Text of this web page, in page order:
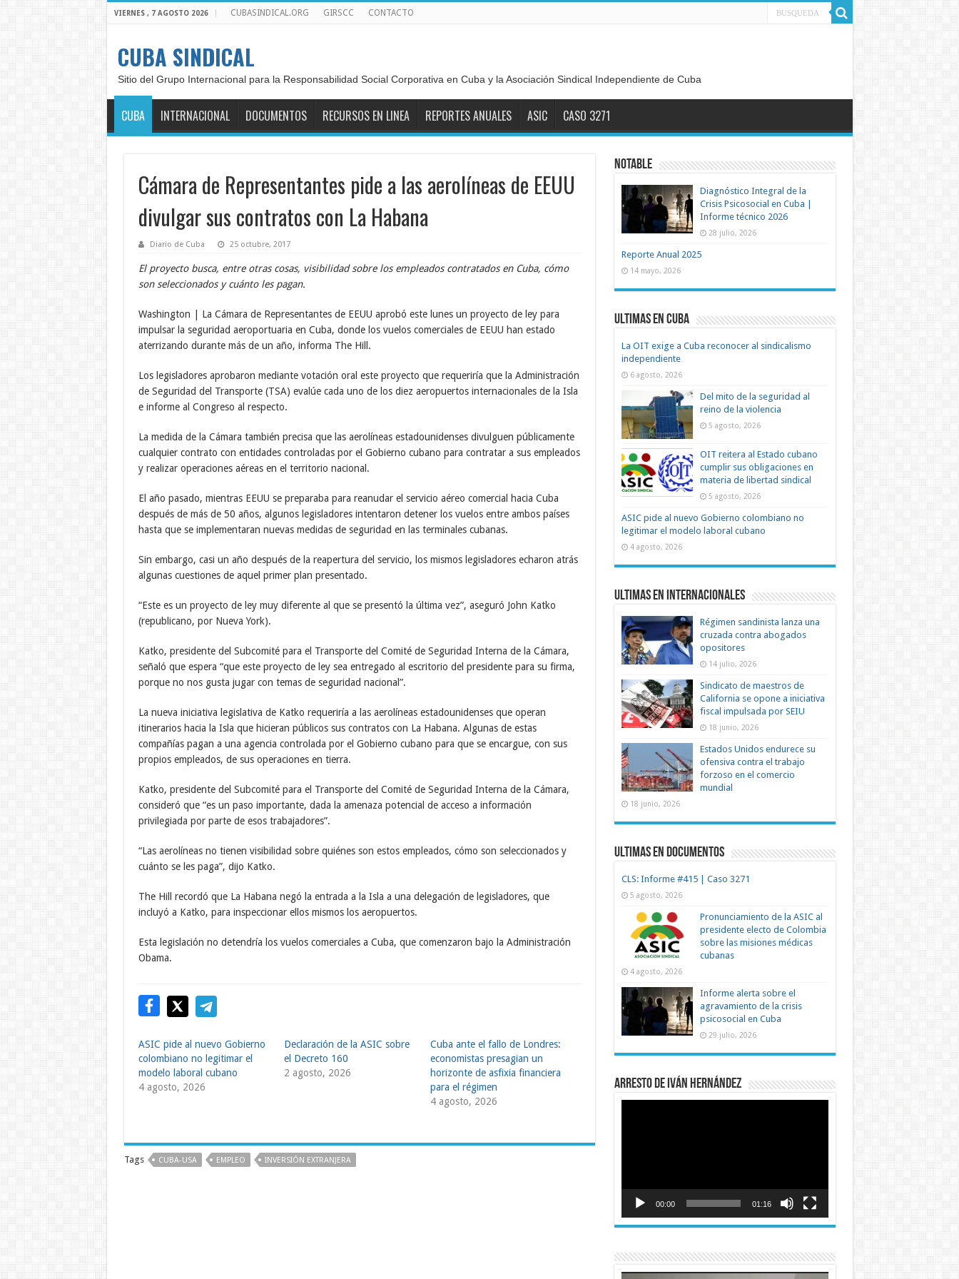
VIERNES , 7 AGOSTO 2026 CUBASINDICAL.ORG GIRSCC CONTACTO
CUBA SINDICAL
Sitio del Grupo Internacional para la Responsabilidad Social Corporativa en Cuba y la Asociación Sindical Independiente de Cuba
CUBA INTERNACIONAL DOCUMENTOS RECURSOS EN LINEA REPORTES ANUALES ASIC CASO 3271
Cámara de Representantes pide a las aerolíneas de EEUU
divulgar sus contratos con La Habana
Diario de Cuba 25 octubre, 2017
El proyecto busca, entre otras cosas, visibilidad sobre los empleados contratados en Cuba, cómo
son seleccionados y cuánto les pagan.
Washington | La Cámara de Representantes de EEUU aprobó este lunes un proyecto de ley para
impulsar la seguridad aeroportuaria en Cuba, donde los vuelos comerciales de EEUU han estado
aterrizando durante más de un año, informa The Hill.
Los legisladores aprobaron mediante votación oral este proyecto que requeriría que la Administración
de Seguridad del Transporte (TSA) evalúe cada uno de los diez aeropuertos internacionales de la Isla
e informe al Congreso al respecto.
La medida de la Cámara también precisa que las aerolíneas estadounidenses divulguen públicamente
cualquier contrato con entidades controladas por el Gobierno cubano para contratar a sus empleados
y realizar operaciones aéreas en el territorio nacional.
El año pasado, mientras EEUU se preparaba para reanudar el servicio aéreo comercial hacia Cuba
después de más de 50 años, algunos legisladores intentaron detener los vuelos entre ambos países
hasta que se implementaran nuevas medidas de seguridad en las terminales cubanas.
Sin embargo, casi un año después de la reapertura del servicio, los mismos legisladores echaron atrás
algunas cuestiones de aquel primer plan presentado.
“Este es un proyecto de ley muy diferente al que se presentó la última vez”, aseguró John Katko
(republicano, por Nueva York).
Katko, presidente del Subcomité para el Transporte del Comité de Seguridad Interna de la Cámara,
señaló que espera “que este proyecto de ley sea entregado al escritorio del presidente para su firma,
porque no nos gusta jugar con temas de seguridad nacional”.
La nueva iniciativa legislativa de Katko requeriría a las aerolíneas estadounidenses que operan
itinerarios hacia la Isla que hicieran públicos sus contratos con La Habana. Algunas de estas
compañías pagan a una agencia controlada por el Gobierno cubano para que se encargue, con sus
propios empleados, de sus operaciones en tierra.
Katko, presidente del Subcomité para el Transporte del Comité de Seguridad Interna de la Cámara,
consideró que “es un paso importante, dada la amenaza potencial de acceso a información
privilegiada por parte de esos trabajadores”.
“Las aerolíneas no tienen visibilidad sobre quiénes son estos empleados, cómo son seleccionados y
cuánto se les paga”, dijo Katko.
The Hill recordó que La Habana negó la entrada a la Isla a una delegación de legisladores, que
incluyó a Katko, para inspeccionar ellos mismos los aeropuertos.
Esta legislación no detendría los vuelos comerciales a Cuba, que comenzaron bajo la Administración
Obama.
ASIC pide al nuevo Gobierno
colombiano no legitimar el
modelo laboral cubano
4 agosto, 2026
Declaración de la ASIC sobre
el Decreto 160
2 agosto, 2026
Cuba ante el fallo de Londres:
economistas presagian un
horizonte de asfixia financiera
para el régimen
4 agosto, 2026
Tags CUBA-USA EMPLEO INVERSIÓN EXTRANJERA
Notable
Diagnóstico Integral de la
Crisis Psicosocial en Cuba |
Informe técnico 2026
28 julio, 2026
Reporte Anual 2025
14 mayo, 2026
Ultimas en Cuba
La OIT exige a Cuba reconocer al sindicalismo
independiente
6 agosto, 2026
Del mito de la seguridad al
reino de la violencia
5 agosto, 2026
OIT reitera al Estado cubano
cumplir sus obligaciones en
materia de libertad sindical
5 agosto, 2026
ASIC pide al nuevo Gobierno colombiano no
legitimar el modelo laboral cubano
4 agosto, 2026
Ultimas en Internacionales
Régimen sandinista lanza una
cruzada contra abogados
opositores
14 julio, 2026
Sindicato de maestros de
California se opone a iniciativa
fiscal impulsada por SEIU
18 junio, 2026
Estados Unidos endurece su
ofensiva contra el trabajo
forzoso en el comercio
mundial
18 junio, 2026
Ultimas en documentos
CLS: Informe #415 | Caso 3271
5 agosto, 2026
Pronunciamiento de la ASIC al
presidente electo de Colombia
sobre las misiones médicas
cubanas
4 agosto, 2026
Informe alerta sobre el
agravamiento de la crisis
psicosocial en Cuba
29 julio, 2026
Arresto de Iván Hernández
00:00 01:16
Reproductor